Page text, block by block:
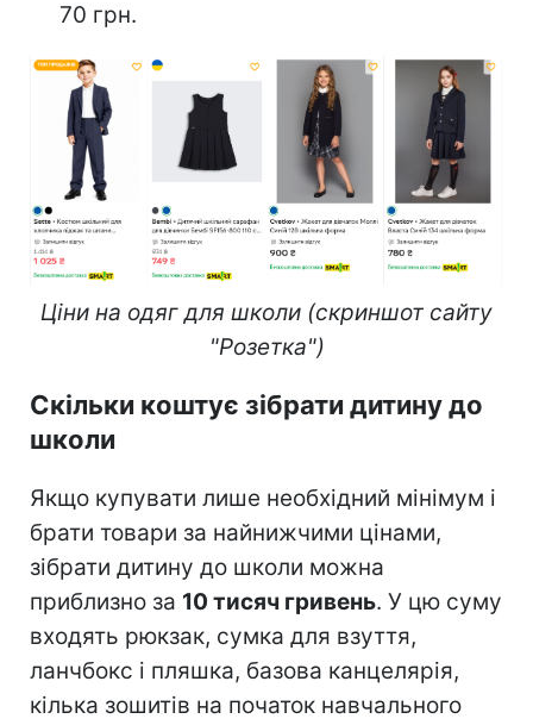
70 грн.
Ціни на одяг для школи (скриншот сайту
"Розетка")
Скільки коштує зібрати дитину до
школи
Якщо купувати лише необхідний мінімум і
брати товари за найнижчими цінами,
зібрати дитину до школи можна
приблизно за 10 тисяч гривень. У цю суму
входять рюкзак, сумка для взуття,
ланчбокс і пляшка, базова канцелярія,
кілька зошитів на початок навчального